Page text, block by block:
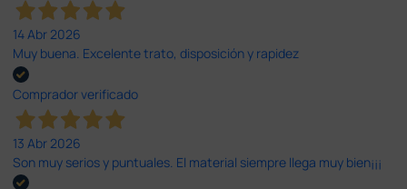
14 Abr 2026
Muy buena. Excelente trato, disposición y rapidez
Comprador verificado
13 Abr 2026
Son muy serios y puntuales. El material siempre llega muy bien¡¡¡